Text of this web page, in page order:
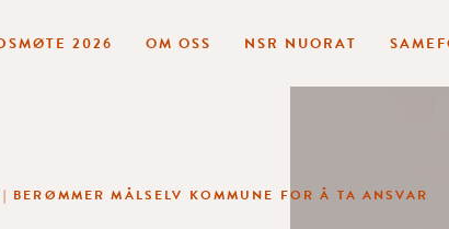
2026 OM OSS NSR NUORAT
| BERØMMER MÅLSELV KOMMUNE FOR Å TA ANSVAR